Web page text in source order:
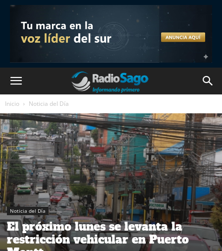
Inicio Noticia del Día
Noticia del Día
El próximo lunes se levanta la
restricción vehicular en Puerto